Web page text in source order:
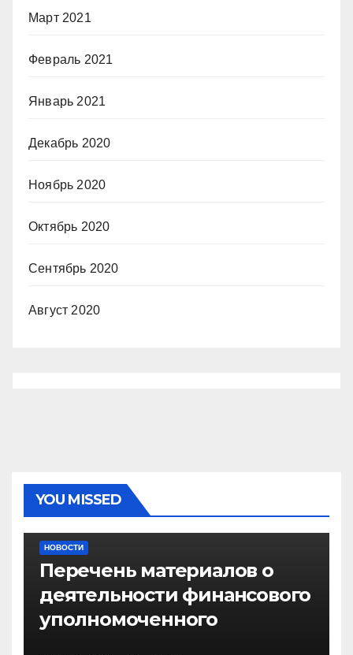
Март 2021
Февраль 2021
Январь 2021
Декабрь 2020
Ноябрь 2020
Октябрь 2020
Сентябрь 2020
Август 2020
YOU MISSED
НОВОСТИ
Перечень материалов о
деятельности финансового
уполномоченного